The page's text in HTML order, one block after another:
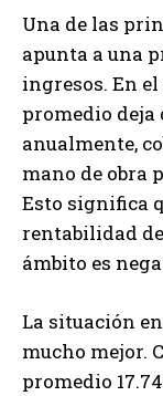
Una de las
apunta a una
ingresos. En
promedio deja
anualmente,
mano de obra
Esto significa
rentabilidad
ámbito es
La situación
mucho mejor.
promedio